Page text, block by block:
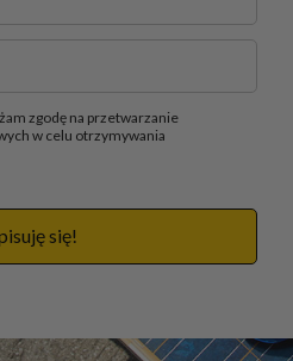
zgodę na przetwarzanie
w celu otrzymywania
się!